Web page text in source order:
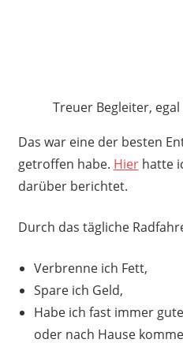
Treuer Begleiter,
Das war eine der besten
getroffen habe. Hierhatte
darüber berichtet.
Durch das tägliche
Verbrenne ich Fett,
Spare ich Geld,
Habe ich fast immer
oder nach Hause